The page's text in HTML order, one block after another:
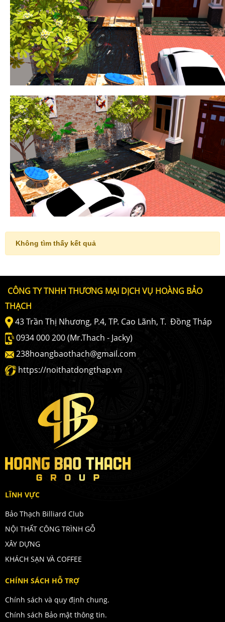
Không tìm thấy kết quả
CÔNG TY TNHH THƯƠNG MẠI DỊCH VỤ HOÀNG BẢO
THẠCH
43 Trần Thị Nhương, P.4, TP. Cao Lãnh, T. Ðồng Tháp
0934 000 200 (Mr.Thach - Jacky)
238hoangbaothach@gmail.com
https://noithatdongthap.vn
LĨNH VỰC
Bảo Thạch Billiard Club
NỘI THẤT CÔNG TRÌNH GỖ
XÂY DỰNG
KHÁCH SẠN VÀ COFFEE
CHÍNH SÁCH HỖ TRỢ
Chính sách và quy định chung.
Chính sách Bảo mật thông tin.